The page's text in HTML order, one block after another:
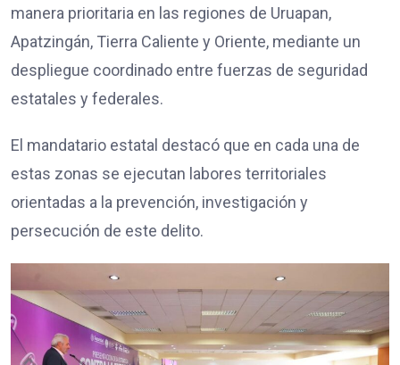
manera prioritaria en las regiones de Uruapan,
Apatzingán, Tierra Caliente y Oriente, mediante un
despliegue coordinado entre fuerzas de seguridad
estatales y federales.
El mandatario estatal destacó que en cada una de
estas zonas se ejecutan labores territoriales
orientadas a la prevención, investigación y
persecución de este delito.